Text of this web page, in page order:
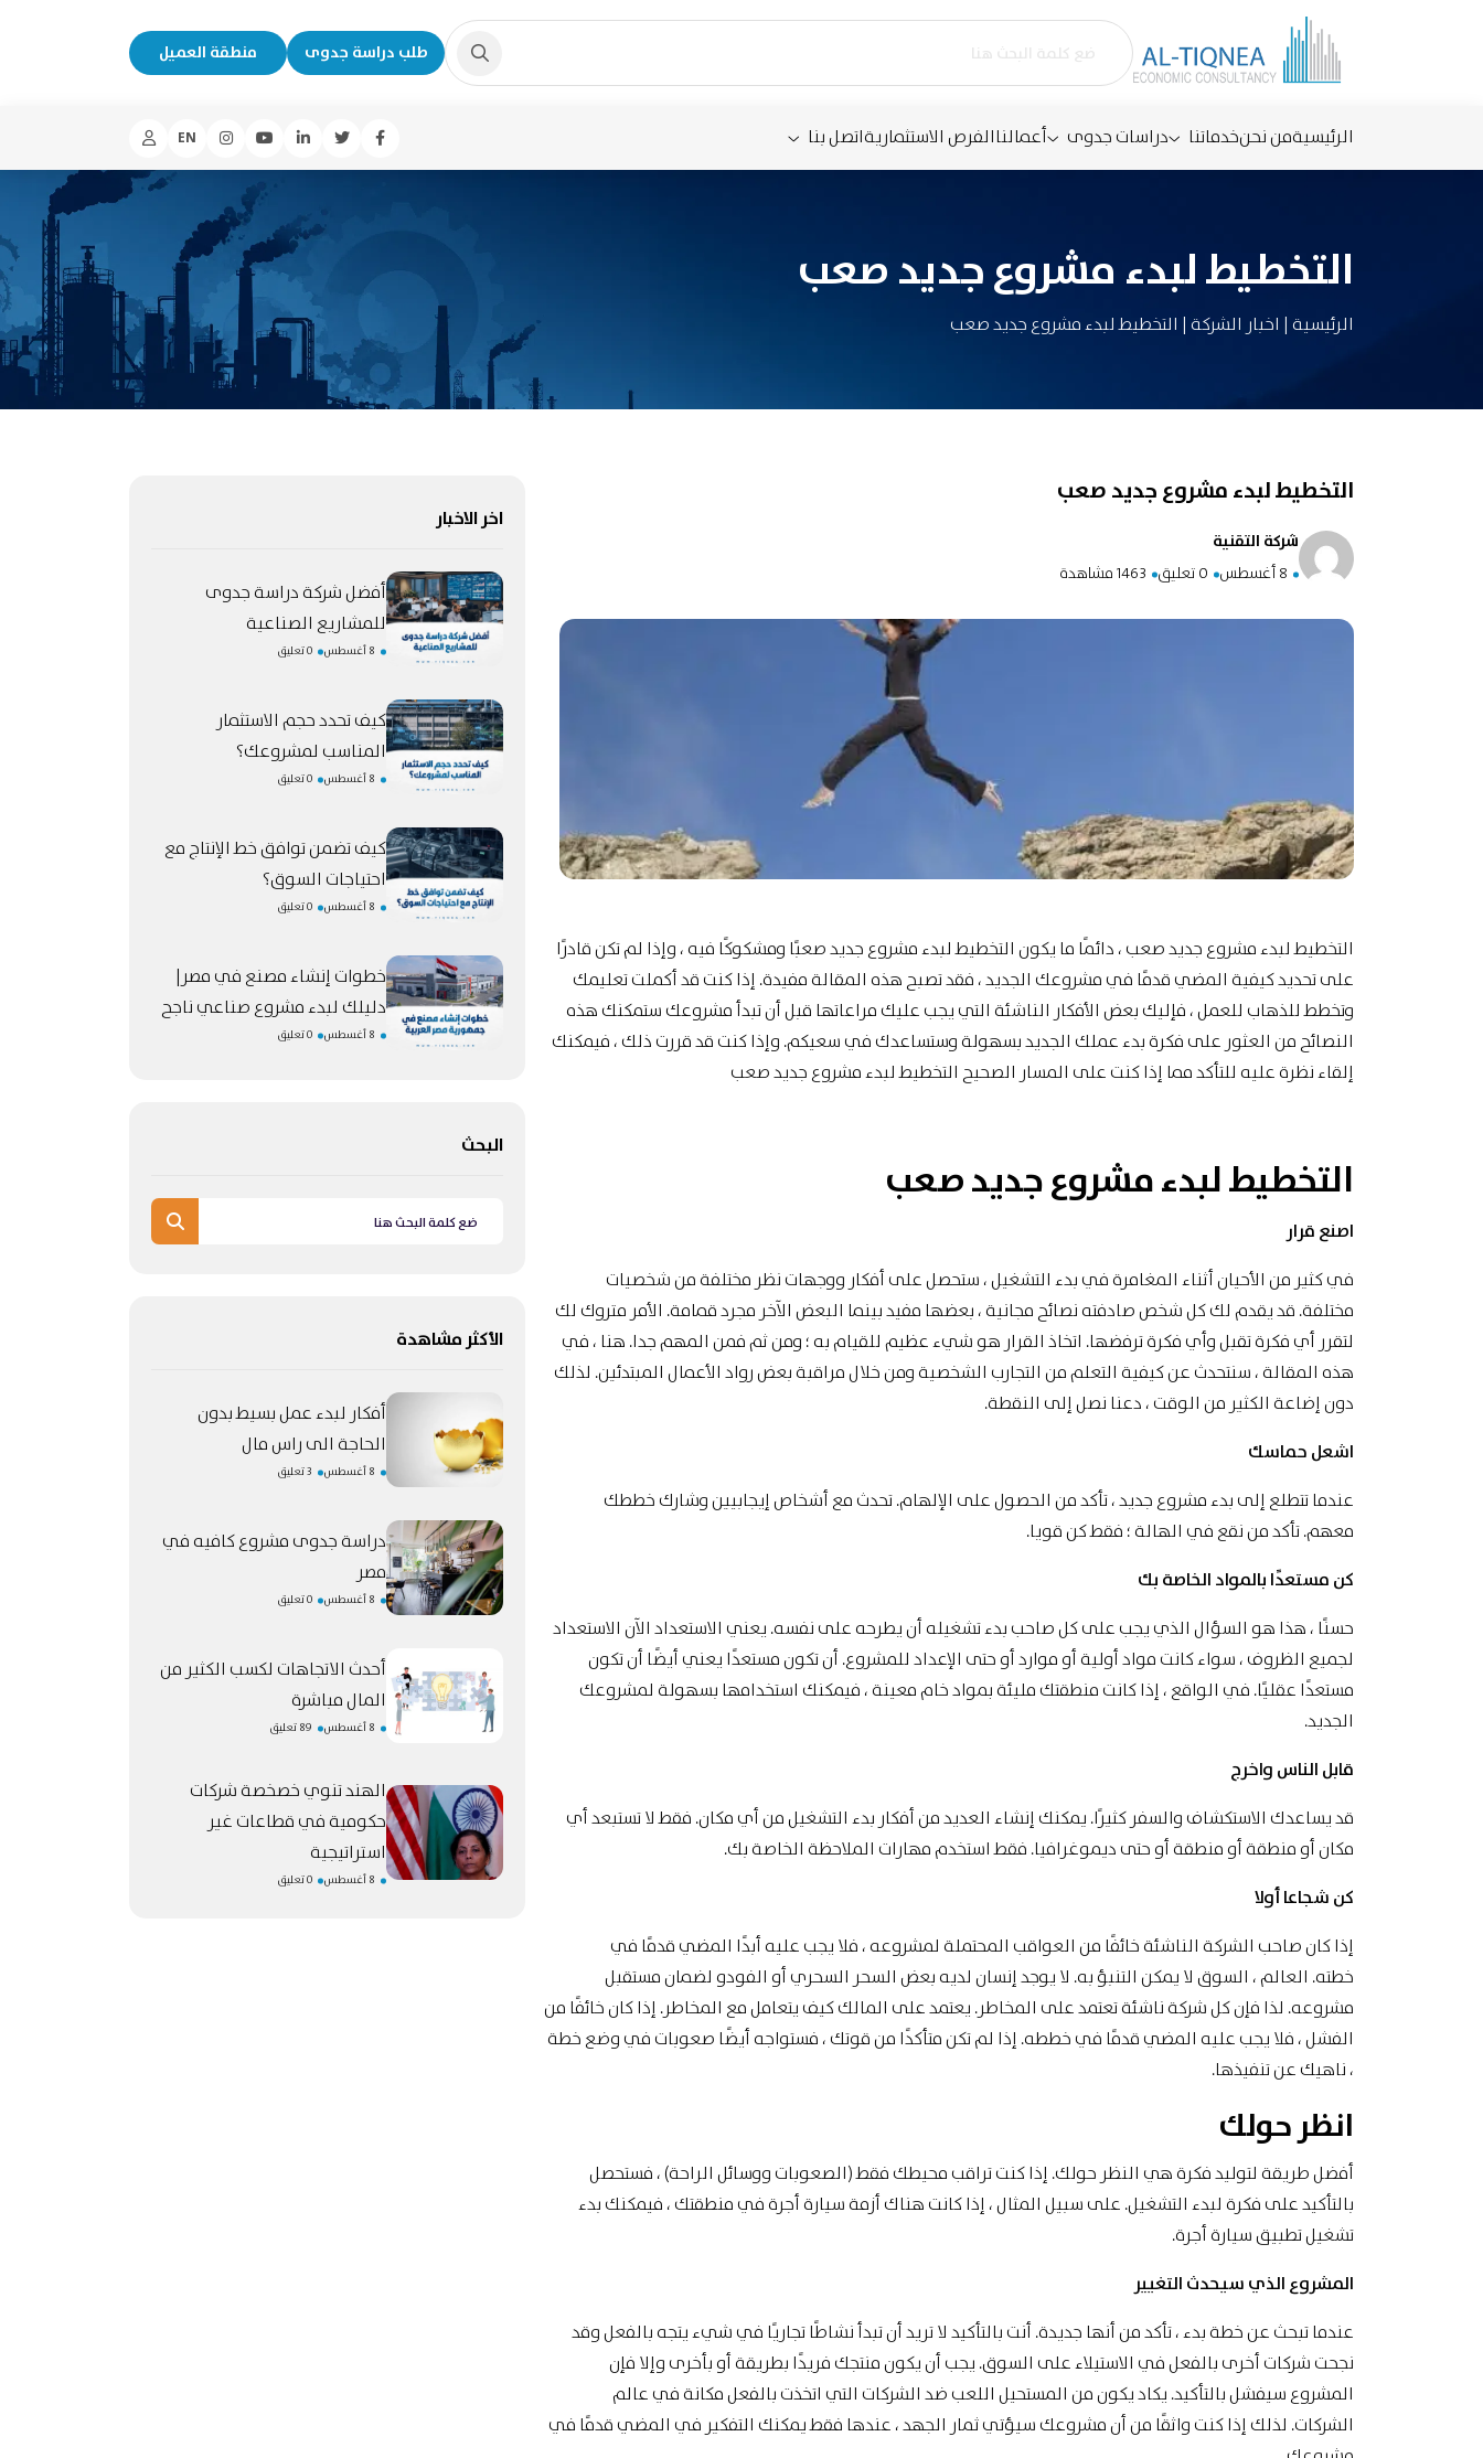
طلب دراسة جدوى منطقة العميل
الرئيسيةمن نحنخدماتنا دراسات جدوى أعمالناالفرص الاستثماريةاتصل بنا EN
التخطيط لبدء مشروع جديد صعب
الرئيسية | اخبار الشركة | التخطيط لبدء مشروع جديد صعب
التخطيط لبدء مشروع جديد صعب
شركة التقنية
8 أغسطس
0 تعليق 1463 مشاهدة
التخطيط لبدء مشروع جديد صعب ، دائمًا ما يكون التخطيط لبدء مشروع جديد صعبًا ومشكوكًا فيه ، وإذا لم تكن قادرًا
على تحديد كيفية المضي قدمًا في مشروعك الجديد ، فقد تصبح هذه المقالة مفيدة. إذا كنت قد أكملت تعليمك
وتخطط للذهاب للعمل ، فإليك بعض الأفكار الناشئة التي يجب عليك مراعاتها قبل أن تبدأ مشروعك ستمكنك هذه
النصائح من العثور على فكرة بدء عملك الجديد بسهولة وستساعدك في سعيكم. وإذا كنت قد قررت ذلك ، فيمكنك
إلقاء نظرة عليه للتأكد مما إذا كنت على المسار الصحيح التخطيط لبدء مشروع جديد صعب
التخطيط لبدء مشروع جديد صعب
اصنع قرار
في كثير من الأحيان أثناء المغامرة في بدء التشغيل ، ستحصل على أفكار ووجهات نظر مختلفة من شخصيات
مختلفة. قد يقدم لك كل شخص صادفته نصائح مجانية ، بعضها مفيد بينما البعض الآخر مجرد قمامة. الأمر متروك لك
لتقرر أي فكرة تقبل وأي فكرة ترفضها. اتخاذ القرار هو شيء عظيم للقيام به ؛ ومن ثم فمن المهم جدا. هنا ، في
هذه المقالة ، سنتحدث عن كيفية التعلم من التجارب الشخصية ومن خلال مراقبة بعض رواد الأعمال المبتدئين. لذلك
دون إضاعة الكثير من الوقت ، دعنا نصل إلى النقطة.
اشعل حماسك
عندما تتطلع إلى بدء مشروع جديد ، تأكد من الحصول على الإلهام. تحدث مع أشخاص إيجابيين وشارك خططك
معهم. تأكد من نقع في الهالة ؛ فقط كن قويا.
كن مستعدًا بالمواد الخاصة بك
حسنًا ، هذا هو السؤال الذي يجب على كل صاحب بدء تشغيله أن يطرحه على نفسه. يعني الاستعداد الآن الاستعداد
لجميع الظروف ، سواء كانت مواد أولية أو موارد أو حتى الإعداد للمشروع. أن تكون مستعدًا يعني أيضًا أن تكون
مستعدًا عقليًا. في الواقع ، إذا كانت منطقتك مليئة بمواد خام معينة ، فيمكنك استخدامها بسهولة لمشروعك
الجديد.
قابل الناس واخرج
قد يساعدك الاستكشاف والسفر كثيرًا. يمكنك إنشاء العديد من أفكار بدء التشغيل من أي مكان. فقط لا تستبعد أي
مكان أو منطقة أو منطقة أو حتى ديموغرافيا. فقط استخدم مهارات الملاحظة الخاصة بك.
كن شجاعا أولا
إذا كان صاحب الشركة الناشئة خائفًا من العواقب المحتملة لمشروعه ، فلا يجب عليه أبدًا المضي قدمًا في
خطته. العالم ، السوق لا يمكن التنبؤ به. لا يوجد إنسان لديه بعض السحر السحري أو الفودو لضمان مستقبل
مشروعه. لذا فإن كل شركة ناشئة تعتمد على المخاطر. يعتمد على المالك كيف يتعامل مع المخاطر. إذا كان خائفًا من
الفشل ، فلا يجب عليه المضي قدمًا في خططه. إذا لم تكن متأكدًا من قوتك ، فستواجه أيضًا صعوبات في وضع خطة
، ناهيك عن تنفيذها.
انظر حولك
أفضل طريقة لتوليد فكرة هي النظر حولك. إذا كنت تراقب محيطك فقط (الصعوبات ووسائل الراحة) ، فستحصل
بالتأكيد على فكرة لبدء التشغيل. على سبيل المثال ، إذا كانت هناك أزمة سيارة أجرة في منطقتك ، فيمكنك بدء
تشغيل تطبيق سيارة أجرة.
المشروع الذي سيحدث التغيير
عندما تبحث عن خطة بدء ، تأكد من أنها جديدة. أنت بالتأكيد لا تريد أن تبدأ نشاطًا تجاريًا في شيء يتجه بالفعل وقد
نجحت شركات أخرى بالفعل في الاستيلاء على السوق. يجب أن يكون منتجك فريدًا بطريقة أو بأخرى وإلا فإن
المشروع سيفشل بالتأكيد. يكاد يكون من المستحيل اللعب ضد الشركات التي اتخذت بالفعل مكانة في عالم
الشركات. لذلك إذا كنت واثقًا من أن مشروعك سيؤتي ثمار الجهد ، عندها فقط يمكنك التفكير في المضي قدمًا في
اخر الاخبار
أفضل شركة دراسة جدوى
للمشاريع الصناعية
8 أغسطس 0 تعليق
كيف تحدد حجم الاستثمار
المناسب لمشروعك؟
8 أغسطس 0 تعليق
كيف تضمن توافق خط الإنتاج مع
احتياجات السوق؟
8 أغسطس 0 تعليق
خطوات إنشاء مصنع في مصر|
دليلك لبدء مشروع صناعي ناجح
8 أغسطس 0 تعليق
البحث
الأكثر مشاهدة
أفكار لبدء عمل بسيط بدون
الحاجة الى راس مال
8 أغسطس 3 تعليق
دراسة جدوى مشروع كافيه في
مصر
8 أغسطس 0 تعليق
أحدث الاتجاهات لكسب الكثير من
المال مباشرة
8 أغسطس 89 تعليق
الهند تنوي خصخصة شركات
حكومية في قطاعات غير
استراتيجية
8 أغسطس 0 تعليق